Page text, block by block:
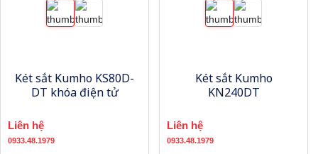
Két sắt Kumho KS80D-
DT khóa điện tử
Liên hệ
0933.48.1979
Két sắt Kumho
KN240DT
Liên hệ
0933.48.1979